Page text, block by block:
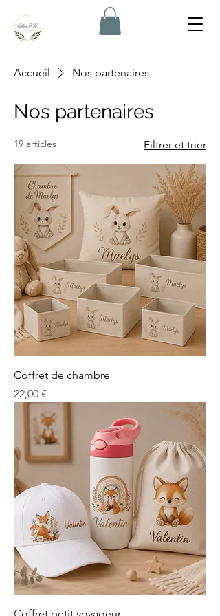
Accueil Nos partenaires
Nos partenaires
19 articles Filtrer et trier
Coffret de chambre
Prix
22,00 €
Coffret petit voyageur